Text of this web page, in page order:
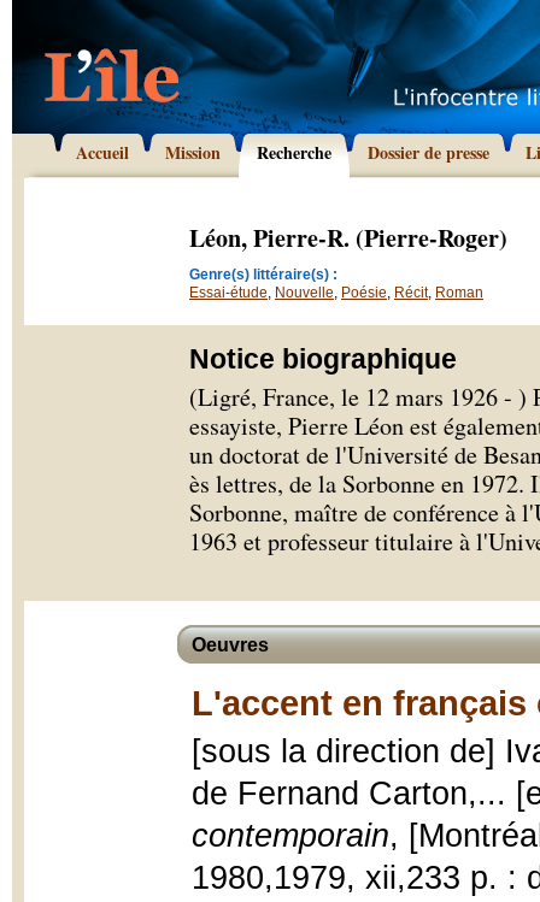
Accueil Mission Recherche Dossier de presse
Léon, Pierre-R. (Pierre-Roger)
Genre(s) littéraire(s) :
Essai-étude, Nouvelle, Poésie, Récit, Roman
Notice biographique
(Ligré, France, le 12 mars 1926 - )
essayiste, Pierre Léon est
un doctorat de l'Université de
ès lettres, de la Sorbonne en
Sorbonne, maître de conférence à
1963 et professeur titulaire à
Oeuvres
L'accent en français
[sous la direction de]
de Fernand Carton,...
contemporain,
1980,1979, xii,233 p. :